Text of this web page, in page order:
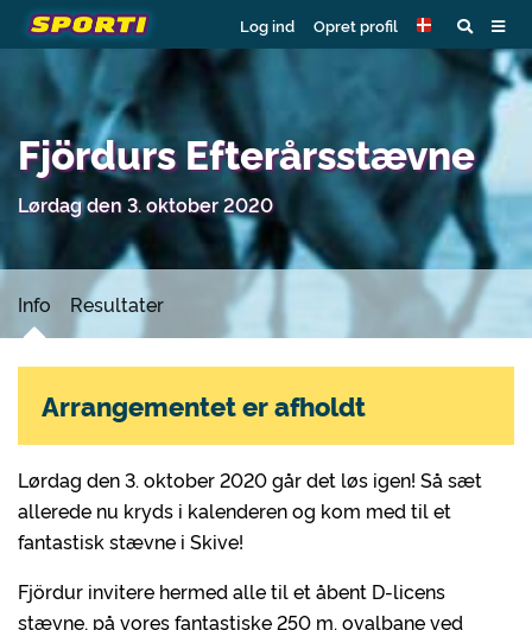
Log ind Opret profil
Fjördurs Efterårsstævne
Lørdag den 3. oktober 2020
Info Resultater
Lørdag den 3. oktober 2020 går det løs igen! Så sæt
allerede nu kryds i kalenderen og kom med til et
fantastisk stævne i Skive!
Fjördur invitere hermed alle til et åbent D-licens
stævne, på vores fantastiske 250 m. ovalbane ved
Arrangementet er afholdt